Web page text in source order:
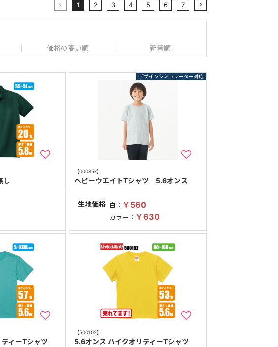
1 2 3 4 5 6 7
価格の高い順 新着順
し
【00085k】
ヘビーウエイトTシャツ 5.6オンス
生地価格 白： ￥560
カラー： ￥630
ィーTシャツ
【500102】
5.6オンス ハイクオリティーTシャツ